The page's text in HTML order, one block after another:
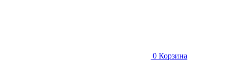
0 Корзина